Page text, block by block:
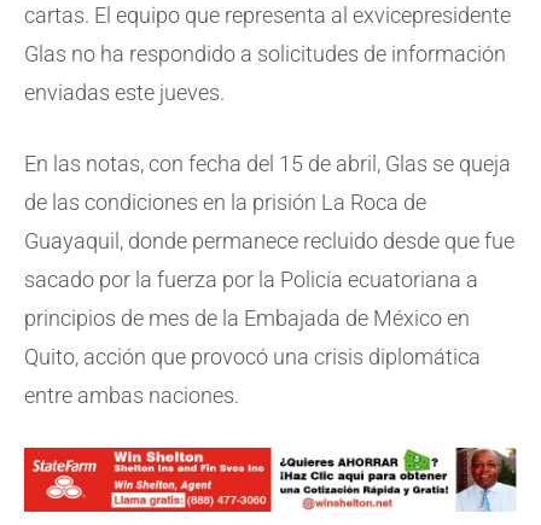
cartas. El equipo que representa al exvicepresidente
Glas no ha respondido a solicitudes de información
enviadas este jueves.
En las notas, con fecha del 15 de abril, Glas se queja
de las condiciones en la prisión La Roca de
Guayaquil, donde permanece recluido desde que fue
sacado por la fuerza por la Policía ecuatoriana a
principios de mes de la Embajada de México en
Quito, acción que provocó una crisis diplomática
entre ambas naciones.